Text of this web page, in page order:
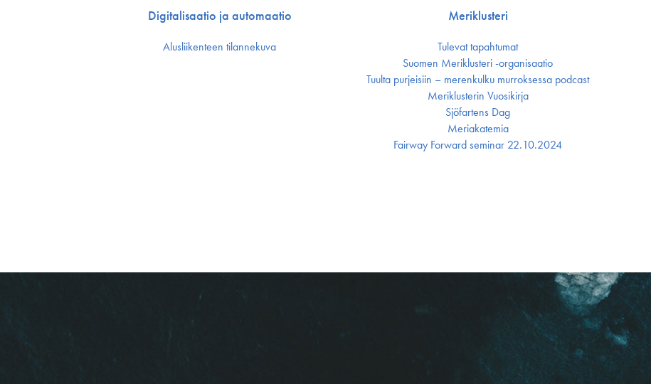
Digitalisaatio ja automaatio
Alusliikenteen tilannekuva
Meriklusteri
Tulevat tapahtumat
Suomen Meriklusteri -organisaatio
Tuulta purjeisiin – merenkulku murroksessa podcast
Meriklusterin Vuosikirja
Sjöfartens Dag
Meriakatemia
Fairway Forward seminar 22.10.2024